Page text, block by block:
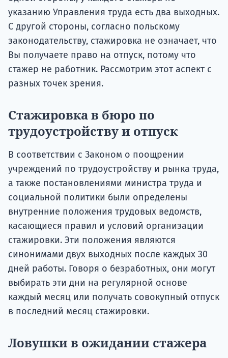
указанию Управления труда есть два выходных.
С другой стороны, согласно польскому
законодательству, стажировка не означает, что
Вы получаете право на отпуск, потому что
стажер не работник. Рассмотрим этот аспект с
разных точек зрения.
Стажировка в бюро по
трудоустройству и отпуск
В соответствии с Законом о поощрении
учреждений по трудоустройству и рынка труда,
а также постановлениями министра труда и
социальной политики были определены
внутренние положения трудовых ведомств,
касающиеся правил и условий организации
стажировки. Эти положения являются
синонимами двух выходных после каждых 30
дней работы. Говоря о безработных, они могут
выбирать эти дни на регулярной основе
каждый месяц или получать совокупный отпуск
в последний месяц стажировки.
Ловушки в ожидании стажера